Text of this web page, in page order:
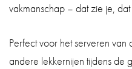
vakmanschap – dat zie je,
Perfect voor het serveren van
andere lekkernijen tijdens de